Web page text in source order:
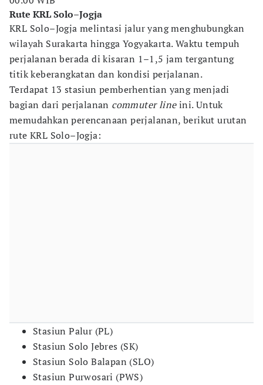
Rute KRL Solo–Jogja
KRL Solo–Jogja melintasi jalur yang menghubungkan
wilayah Surakarta hingga Yogyakarta. Waktu tempuh
perjalanan berada di kisaran 1–1,5 jam tergantung
titik keberangkatan dan kondisi perjalanan.
Terdapat 13 stasiun pemberhentian yang menjadi
bagian dari perjalanan commuter lineini. Untuk
memudahkan perencanaan perjalanan, berikut urutan
rute KRL Solo–Jogja:
Stasiun Palur (PL)
Stasiun Solo Jebres (SK)
Stasiun Solo Balapan (SLO)
Stasiun Purwosari (PWS)